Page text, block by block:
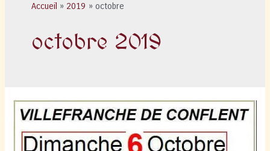
Accueil 2019 octobre
octobre 2019